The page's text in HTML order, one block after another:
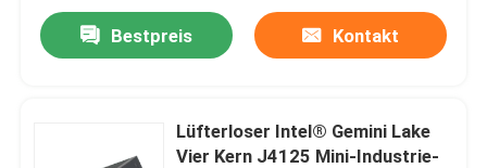
Bestpreis Kontakt
Lüfterloser Intel® Gemini Lake
Vier Kern J4125 Mini-Industrie-